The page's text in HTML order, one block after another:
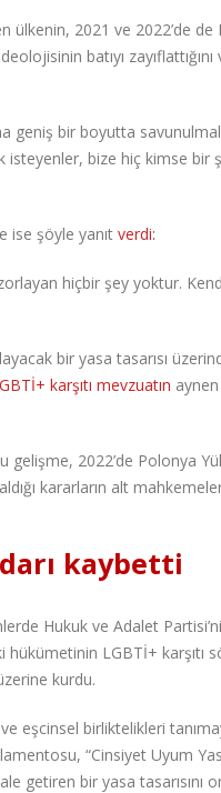
ülkenin, 2021 ve 2022’de
batıyı zayıflattığını
geniş bir boyutta
isteyenler, bize hiç kimse bir
ise şöyle yanıt verdi:
hiçbir şey yoktur.
bir yasa tasarısı
karşıtı mevzuatın
gelişme, 2022’de Polonya
kararların alt
kaybetti
Hukuk ve Adalet
hükümetinin LGBTİ+ karşıtı
kurdu.
eşcinsel birliktelikleri
“Cinsiyet Uyum
getiren bir yasa tasarısını